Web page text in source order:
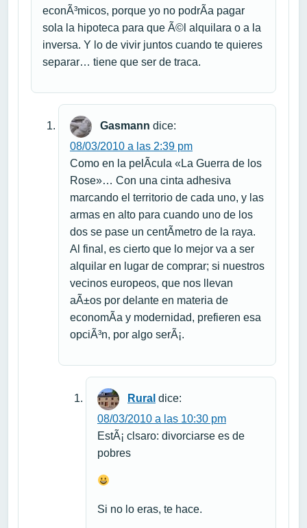
econÃ³micos, porque yo no podrÃ­a pagar
sola la hipoteca para que Ã©l alquilara o a la
inversa. Y lo de vivir juntos cuando te quieres
separar… tiene que ser de traca.
Gasmann dice:
08/03/2010 a las 2:39 pm
Como en la pelÃ­cula «La Guerra de los
Rose»… Con una cinta adhesiva
marcando el territorio de cada uno, y las
armas en alto para cuando uno de los
dos se pase un centÃ­metro de la raya.
Al final, es cierto que lo mejor va a ser
alquilar en lugar de comprar; si nuestros
vecinos europeos, que nos llevan
aÃ±os por delante en materia de
economÃ­a y modernidad, prefieren esa
opciÃ³n, por algo serÃ¡.
Rural dice:
08/03/2010 a las 10:30 pm
EstÃ¡ clsaro: divorciarse es de
pobres
Si no lo eras, te hace.